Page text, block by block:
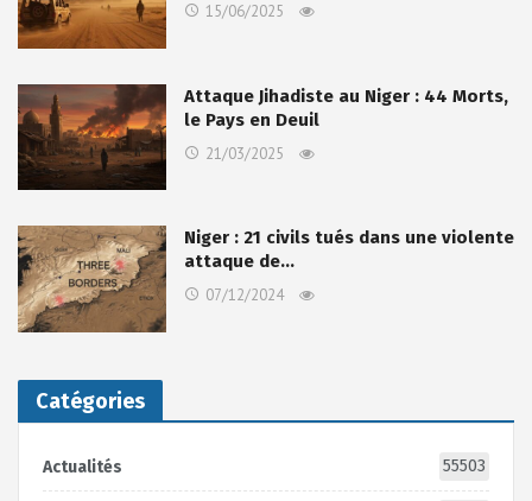
15/06/2025
Attaque Jihadiste au Niger : 44 Morts,
le Pays en Deuil
21/03/2025
Niger : 21 civils tués dans une violente
attaque de…
07/12/2024
Catégories
Actualités 55503